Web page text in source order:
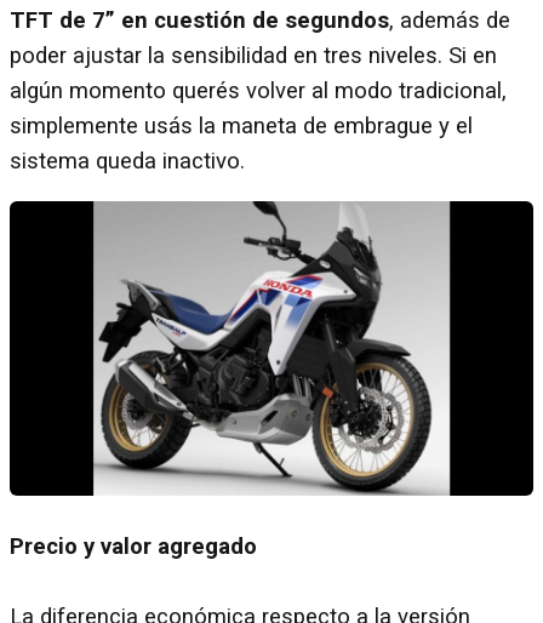
TFT de 7” en cuestión de segundos, además de
poder ajustar la sensibilidad en tres niveles. Si en
algún momento querés volver al modo tradicional,
simplemente usás la maneta de embrague y el
sistema queda inactivo.
Precio y valor agregado
La diferencia económica respecto a la versión